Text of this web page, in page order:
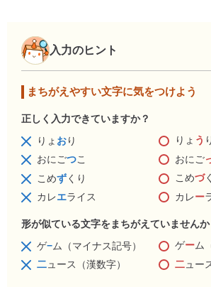
入力のヒント
まちがえやすい文字に気をつけよう
正しく入力できていますか？
りょ おり りょ う
おにごつこ おにご
こめずくり こめづ
カレエライス カレー
形が似ている文字をまちがえていませんか
ゲ−ム（マイナス記号） ゲーム
二ュース（漢数字） 二ュー